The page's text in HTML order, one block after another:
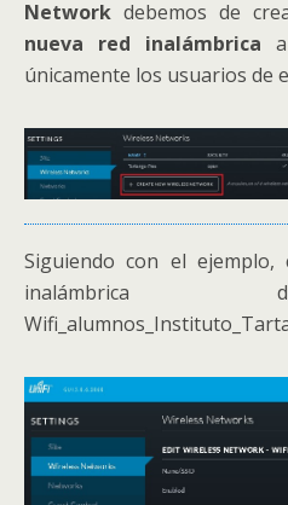
Network debemos de
nueva red inalámbrica
únicamente los usuarios de
Siguiendo con el ejemplo,
inalámbrica